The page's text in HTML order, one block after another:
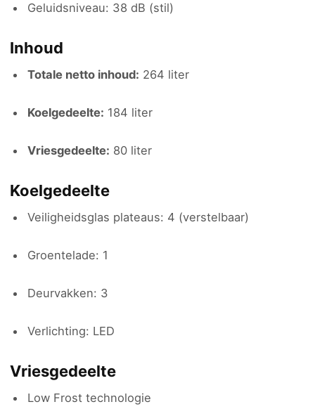
Geluidsniveau: 38 dB (stil)
Inhoud
Totale netto inhoud: 264 liter
Koelgedeelte: 184 liter
Vriesgedeelte: 80 liter
Koelgedeelte
Veiligheidsglas plateaus: 4 (verstelbaar)
Groentelade: 1
Deurvakken: 3
Verlichting: LED
Vriesgedeelte
Low Frost technologie